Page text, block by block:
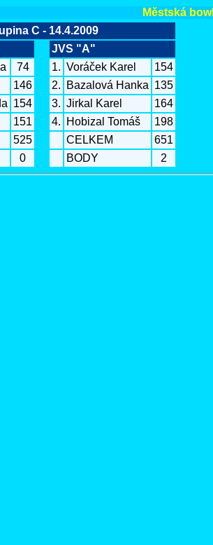
Městská
C - 14.4.2009
JVS "A"
74 1. Voráček Karel
154
146 2. Bazalová Hanka 135
154 3. Jirkal Karel
164
151 4. Hobizal Tomáš
198
525 CELKEM
651
0 BODY 2